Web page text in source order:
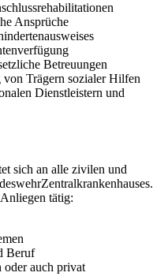
Ansprüche
Betreuungen
Trägern sozialer Hilfen
Dienstleistern und
sich an alle zivilen und
tätig:
Beruf
auch privat